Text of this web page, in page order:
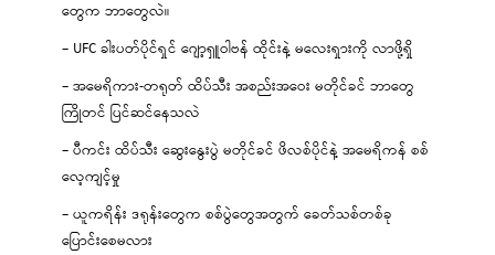
တွေက ဘာတွေလဲ။
– UFC ခါးပတ်ပိုင်ရှင် ဂျော့ရှူဝါဗန် ထိုင်းနဲ့ မလေးရှားကို လာဖို့ရှိ
– အမေရိကား-တရုတ် ထိပ်သီး အစည်းအဝေး မတိုင်ခင် ဘာတွေ
ကြိုတင် ပြင်ဆင်နေသလဲ
– ပီကင်း ထိပ်သီး ဆွေးနွေးပွဲ မတိုင်ခင် ဖိလစ်ပိုင်နဲ့ အမေရိကန် စစ်
လေ့ကျင့်မှု
– ယူကရိန်း ဒရုန်းတွေက စစ်ပွဲတွေအတွက် ခေတ်သစ်တစ်ခု
ပြောင်းစေမလား